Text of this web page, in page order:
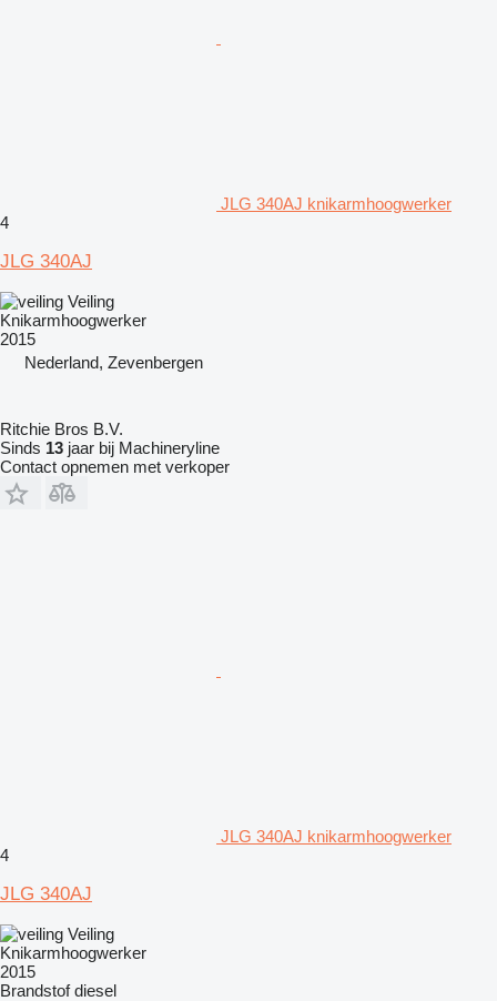
JLG 340AJ knikarmhoogwerker
4
JLG 340AJ
Veiling
Knikarmhoogwerker
2015
Nederland, Zevenbergen
Ritchie Bros B.V.
Sinds 13 jaar bij Machineryline
Contact opnemen met verkoper
JLG 340AJ knikarmhoogwerker
4
JLG 340AJ
Veiling
Knikarmhoogwerker
2015
Brandstof diesel